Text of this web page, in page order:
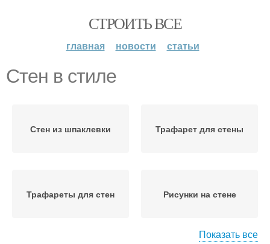
СТРОИТЬ ВСЕ
главная новости статьи
Стен в стиле
Стен из шпаклевки Трафарет для стены
Трафареты для стен Рисунки на стене
Показать все